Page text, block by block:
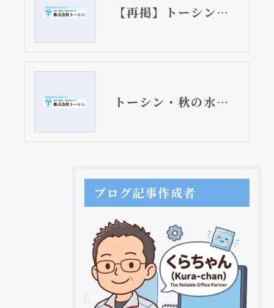
【再掲】トーシン・秋の水まわり相談会 11月11日開催
トーシン・秋の水まわり相談会 11月11日開催
ブログ記事作成者